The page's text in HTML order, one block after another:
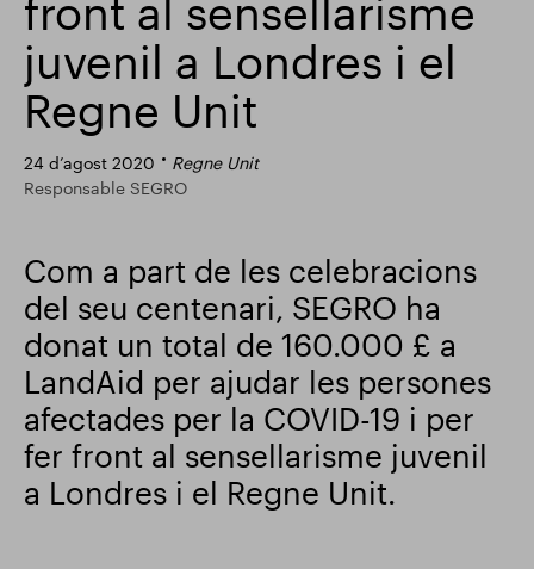
front al sensellarisme
juvenil a Londres i el
Regne Unit
24 d’agost 2020
Regne Unit
Responsable SEGRO
Com a part de les celebracions
del seu centenari, SEGRO ha
donat un total de 160.000 £ a
LandAid per ajudar les persones
afectades per la COVID-19 i per
fer front al sensellarisme juvenil
a Londres i el Regne Unit.